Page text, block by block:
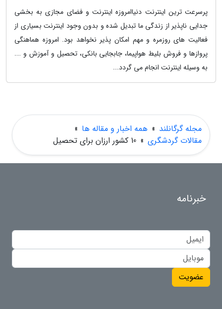
پرسرعت ترین اینترنت دنیاامروزه اینترنت و فضای مجازی به بخشی
جدایی ناپذیر از زندگی ما تبدیل شده و بدون وجود اینترنت بسیاری از
فعالیت های روزمره و مهم امکان پذیر نخواهد بود. امروزه هماهنگی
پروازها و فروش بلیط هواپیما، جابجایی بانکی، تحصیل و آموزش و ….
به وسیله اینترنت انجام می گردد...
مجله گرگانلند » همه اخبار و مقاله ها »
مقالات گردشگری » 10 کشور ارزان برای تحصیل
خبرنامه
عضویت